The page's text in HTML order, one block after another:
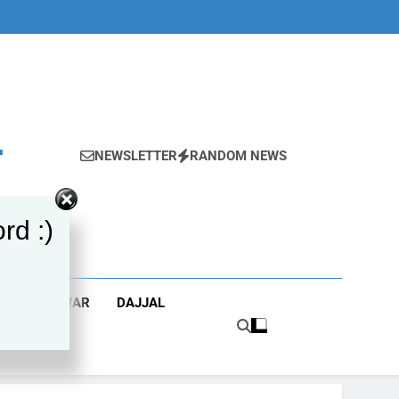
NEWSLETTER RANDOM NEWS
WORLD WAR DAJJAL
:)